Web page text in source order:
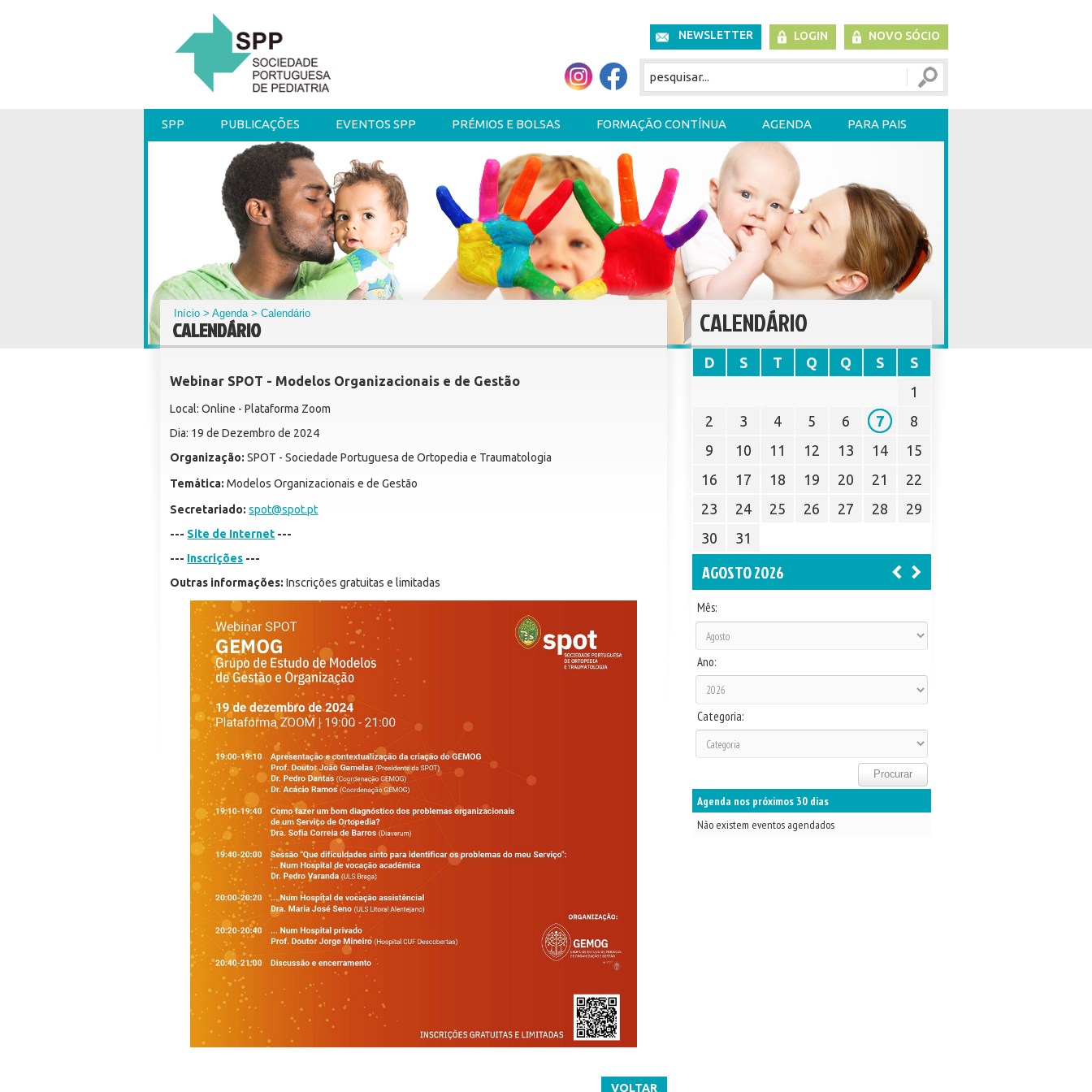
NEWSLETTER LOGIN NOVO SÓCIO
SPP PUBLICAÇÕES EVENTOS SPP PRÉMIOS E BOLSAS FORMAÇÃO CONTÍNUA AGENDA PARA PAIS
Início >Agenda> Calendário
CALENDÁRIO
Webinar SPOT - Modelos Organizacionais e de Gestão
Local: Online - Plataforma Zoom
Dia: 19 de Dezembro de 2024
Organização: SPOT - Sociedade Portuguesa de Ortopedia e Traumatologia
Temática: Modelos Organizacionais e de Gestão
Secretariado: spot@spot.pt
--- Site de Internet ---
--- Inscrições ---
Outras informações:Inscrições gratuitas e limitadas
VOLTAR
CALENDÁRIO
D S T Q Q S
S
1
2
3 4 5 6 7
8
9
10 11 12 13 14
15
16
17 18 19 20 21
22
23
24 25 26 27 28
29
30
31
AGOSTO 2026
Mês:
Ano:
Categoria:
Agenda nos próximos 30 dias
Não existem eventos agendados